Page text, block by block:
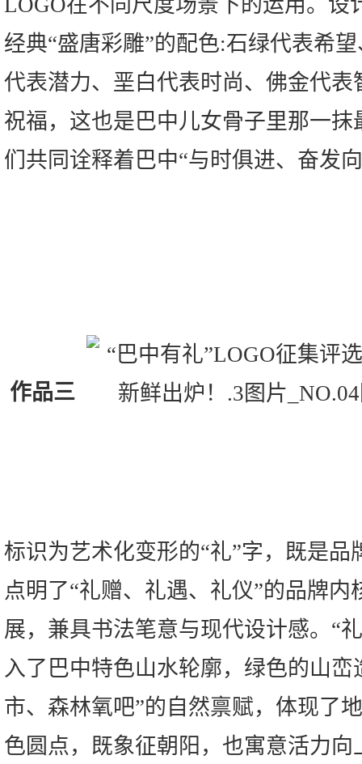
LOGO在不同尺度场景下的运用。设
经典“盛唐彩雕”的配色:石绿代表希
代表潜力、垩白代表时尚、佛金代
祝福，这也是巴中儿女骨子里那一
们共同诠释着巴中“与时俱进、奋发
作品三
标识为艺术化变形的“礼”字，既是品
点明了“礼赠、礼遇、礼仪”的品牌内
展，兼具书法笔意与现代设计感。“
入了巴中特色山水轮廓，绿色的山峦
市、森林氧吧”的自然禀赋，体现了
色圆点，既象征朝阳，也寓意活力